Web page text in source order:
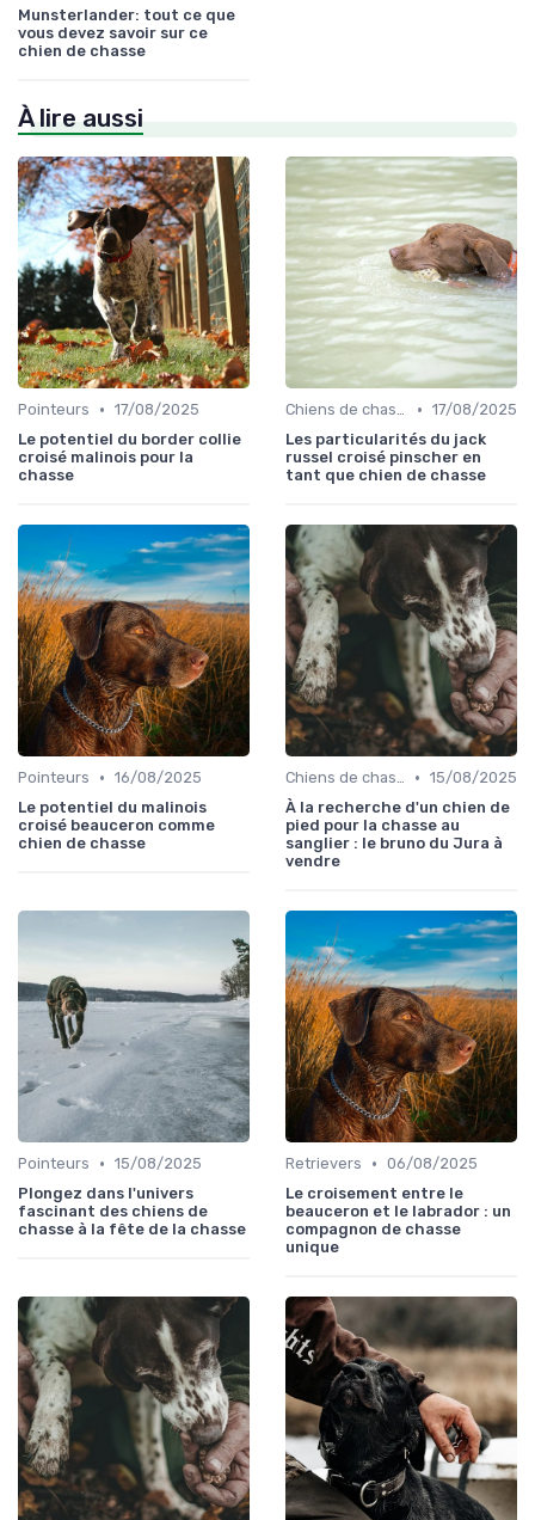
Munsterlander: tout ce que
vous devez savoir sur ce
chien de chasse
À lire aussi
Pointeurs • 17/08/2025
Le potentiel du border collie
croisé malinois pour la
chasse
Chiens de chasse au sanglier • 17/08/2025
Les particularités du jack
russel croisé pinscher en
tant que chien de chasse
Pointeurs • 16/08/2025
Le potentiel du malinois
croisé beauceron comme
chien de chasse
Chiens de chasse au sanglier • 15/08/2025
À la recherche d'un chien de
pied pour la chasse au
sanglier : le bruno du Jura à
vendre
Pointeurs • 15/08/2025
Plongez dans l'univers
fascinant des chiens de
chasse à la fête de la chasse
Retrievers • 06/08/2025
Le croisement entre le
beauceron et le labrador : un
compagnon de chasse
unique